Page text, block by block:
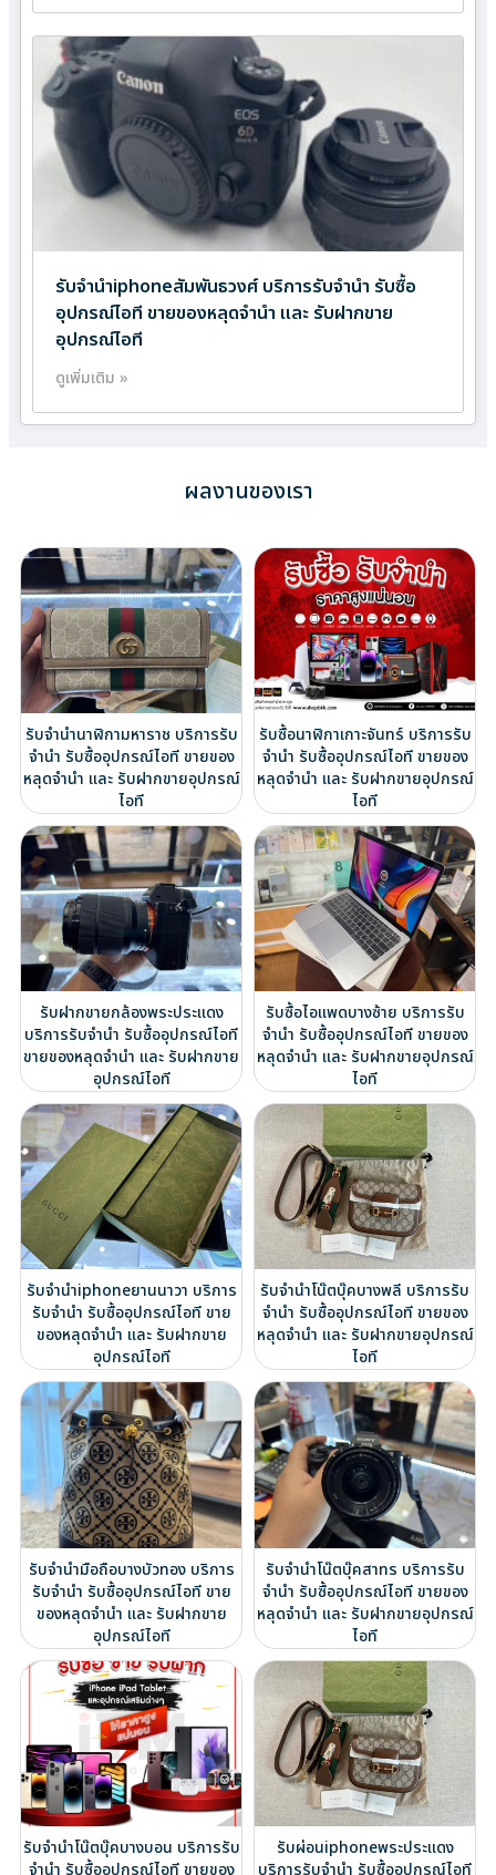
รับจำนำiphoneสัมพันธวงศ์ บริการรับจำนำ รับซื้อ
อุปกรณ์ไอที ขายของหลุดจำนำ และ รับฝากขาย
อุปกรณ์ไอที
ดูเพิ่มเติม »
ผลงานของเรา
รับจำนำนาฬิกามหาราช บริการรับ
จำนำ รับซื้ออุปกรณ์ไอที ขายของ
หลุดจำนำ และ รับฝากขายอุปกรณ์
ไอที
รับซื้อนาฬิกาเกาะจันทร์ บริการรับ
จำนำ รับซื้ออุปกรณ์ไอที ขายของ
หลุดจำนำ และ รับฝากขายอุปกรณ์
ไอที
รับฝากขายกล้องพระประแดง
บริการรับจำนำ รับซื้ออุปกรณ์ไอที
ขายของหลุดจำนำ และ รับฝากขาย
อุปกรณ์ไอที
รับซื้อไอแพดบางซ้าย บริการรับ
จำนำ รับซื้ออุปกรณ์ไอที ขายของ
หลุดจำนำ และ รับฝากขายอุปกรณ์
ไอที
รับจำนำiphoneยานนาวา บริการ
รับจำนำ รับซื้ออุปกรณ์ไอที ขาย
ของหลุดจำนำ และ รับฝากขาย
อุปกรณ์ไอที
รับจำนำโน๊ตบุ๊คบางพลี บริการรับ
จำนำ รับซื้ออุปกรณ์ไอที ขายของ
หลุดจำนำ และ รับฝากขายอุปกรณ์
ไอที
รับจำนำมือถือบางบัวทอง บริการ
รับจำนำ รับซื้ออุปกรณ์ไอที ขาย
ของหลุดจำนำ และ รับฝากขาย
อุปกรณ์ไอที
รับจำนำโน๊ตบุ๊คสาทร บริการรับ
จำนำ รับซื้ออุปกรณ์ไอที ขายของ
หลุดจำนำ และ รับฝากขายอุปกรณ์
ไอที
รับจำนำโน๊ตบุ๊คบางบอน บริการรับ
จำนำ รับซื้ออุปกรณ์ไอที ขายของ
รับผ่อนiphoneพระประแดง
บริการรับจำนำ รับซื้ออุปกรณ์ไอที